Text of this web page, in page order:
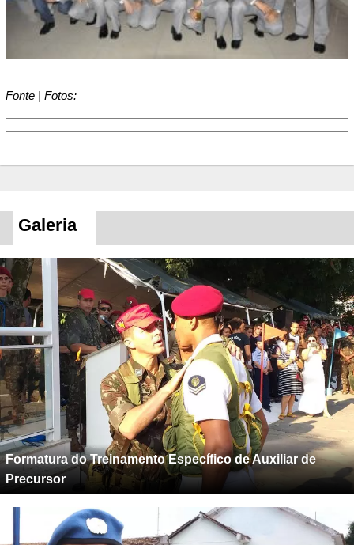
Fonte | Fotos:
Galeria
Formatura do Treinamento Específico de Auxiliar de
Precursor